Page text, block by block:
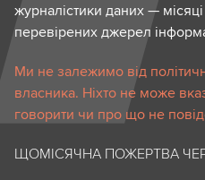
журналістики даних — місяці
перевірених джерел
Ми не залежимо від
власника. Ніхто не може
говорити чи про що не
ЩОМІСЯЧНА ПОЖЕРТВА